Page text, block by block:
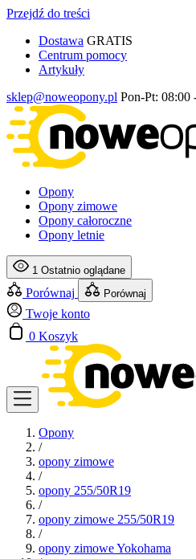
Przejdź do treści
Dostawa GRATIS
Centrum pomocy
Artykuły
sklep@noweopony.pl Pon-Pt: 08:00
Opony
Opony zimowe
Opony całoroczne
Opony letnie
1 Ostatnio oglądane
Porównaj Porównaj
Twoje konto
0 Koszyk
Opony
/
opony zimowe
/
opony 255/50R19
/
opony zimowe 255/50R19
/
opony zimowe Yokohama